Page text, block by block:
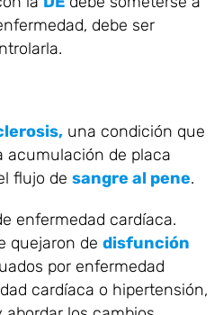
debe ser
una condición que
acumulación de placa
flujo de sangre al pene.
enfermedad cardíaca.
quejaron de disfunción
por enfermedad
cardíaca o hipertensión,